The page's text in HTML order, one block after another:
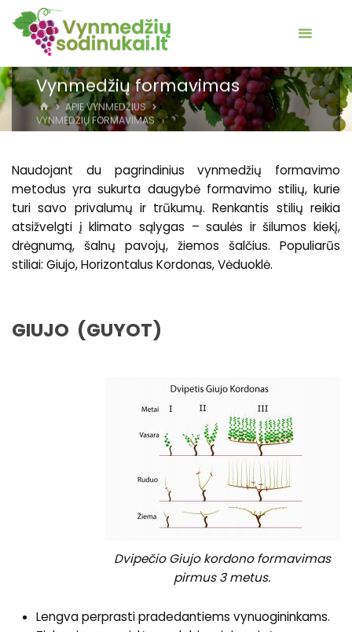
Vynmedžių formavimas
HOMEAPIE VYNMEDŽIUS
VYNMEDŽIŲ FORMAVIMAS
Naudojant du pagrindinius vynmedžių formavimo
metodus yra sukurta daugybė formavimo stilių, kurie
turi savo privalumų ir trūkumų. Renkantis stilių reikia
atsižvelgti į klimato sąlygas – saulės ir šilumos kiekį,
drėgnumą, šalnų pavojų, žiemos šalčius. Populiarūs
stiliai: Giujo, Horizontalus Kordonas, Vėduoklė.
GIUJO (GUYOT)
Dvipečio Giujo kordono formavimas
pirmus 3 metus.
Lengva perprasti pradedantiems vynuogininkams.